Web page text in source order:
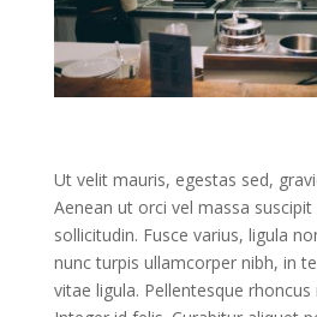
Ut velit mauris, egestas sed,
Aenean ut orci vel massa suscipit
sollicitudin. Fusce varius, ligula
nunc turpis ullamcorper nibh, in
vitae ligula. Pellentesque rhoncus